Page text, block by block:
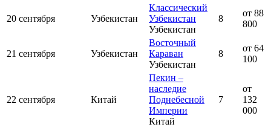
20 сентября Узбекистан
Классический
Узбекистан
Узбекистан
8
от 88
800
21 сентября Узбекистан
Восточный
Караван
Узбекистан
8
от 64
100
22 сентября Китай
Пекин –
наследие
Поднебесной
Империи
Китай
7
от
132
000